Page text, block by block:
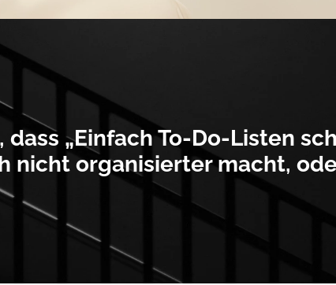
dass „Einfach To-Do-Listen
nicht organisierter macht,